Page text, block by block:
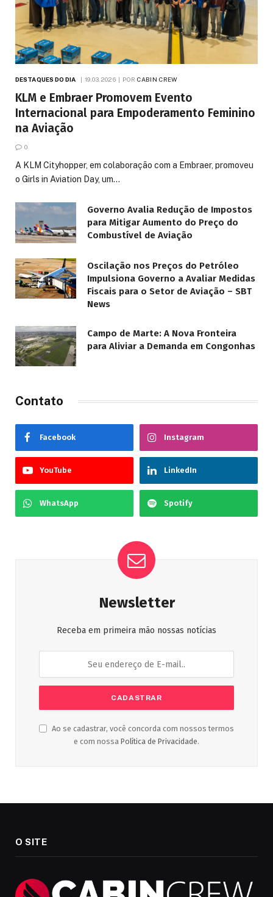
DESTAQUES DO DIA 19.03.2026 POR CABIN CREW
KLM e Embraer Promovem Evento
Internacional para Empoderamento Feminino
na Aviação
0
A KLM Cityhopper, em colaboração com a Embraer, promoveu
o Girls in Aviation Day, um…
Governo Avalia Redução de Impostos
para Mitigar Aumento do Preço do
Combustível de Aviação
Oscilação nos Preços do Petróleo
Impulsiona Governo a Avaliar Medidas
Fiscais para o Setor de Aviação – SBT
News
Campo de Marte: A Nova Fronteira
para Aliviar a Demanda em Congonhas
Contato
Facebook Instagram
YouTube LinkedIn
WhatsApp Spotify
Newsletter
Receba em primeira mão nossas notícias
Ao se cadastrar, você concorda com nossos termos
e com nossa Política de Privacidade.
O SITE